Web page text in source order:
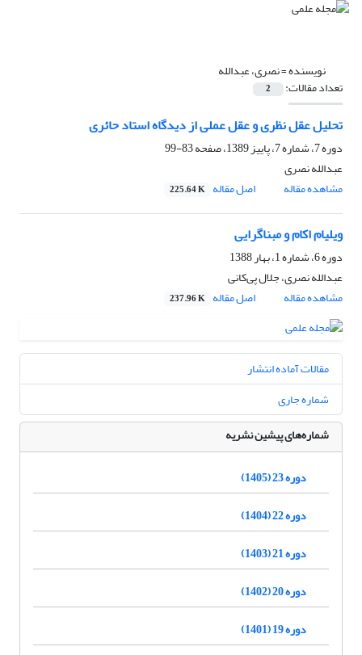
نویسنده =نصری، عبدالله
تعداد مقالات: 2
تحلیل عقل نظری و عقل عملی از دیدگاه استاد حائری
دوره 7، شماره 7، پاییز 1389، صفحه
83-99
عبدالله نصری
مشاهده مقاله
اصل مقاله 225.64 K
ویلیام اکام و مبناگرایی
دوره 6، شماره 1، بهار 1388
عبدالله نصری، جلال پی‌کانی
مشاهده مقاله
اصل مقاله 237.96 K
مقالات آماده انتشار
شماره جاری
شماره‌های پیشین نشریه
دوره 23 (1405)
دوره 22 (1404)
دوره 21 (1403)
دوره 20 (1402)
دوره 19 (1401)